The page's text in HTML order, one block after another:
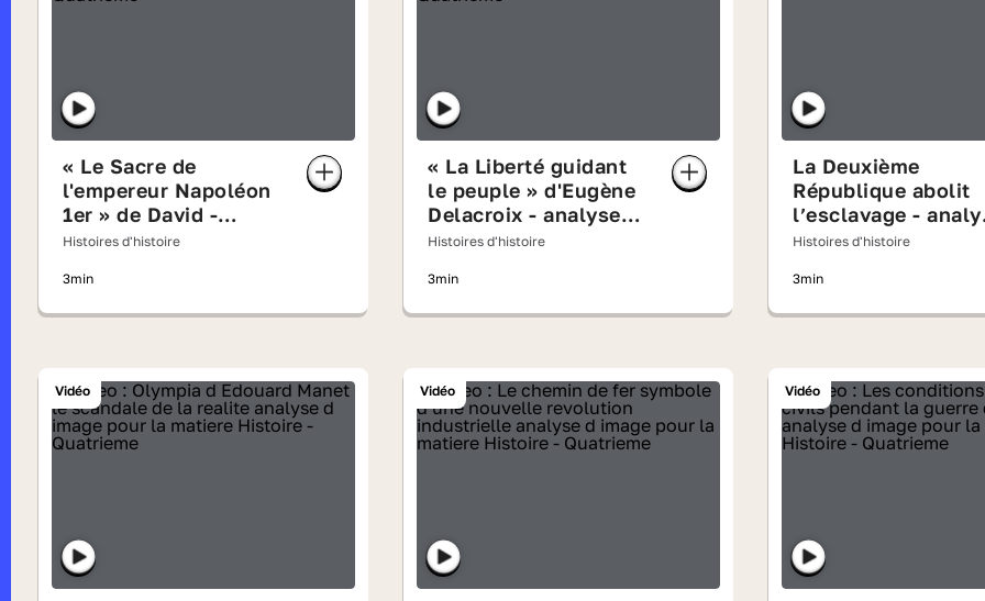
« Le Sacre de
l'empereur Napoléon
1er » de David -
analyse d'image
Histoires d'histoire
3min
« La Liberté guidant
le peuple » d'Eugène
Delacroix - analyse
d'image
Histoires d'histoire
3min
La Deuxième
République abolit
l’esclavage -
d'image
Histoires d'histoire
3min
Vidéo Vidéo Vidéo